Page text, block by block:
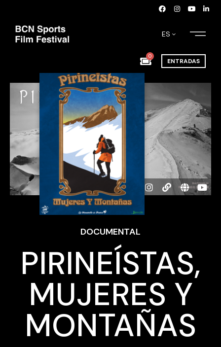
ES
0
ENTRADAS
DOCUMENTAL
PIRINEÍSTAS,
MUJERES Y
MONTAÑAS